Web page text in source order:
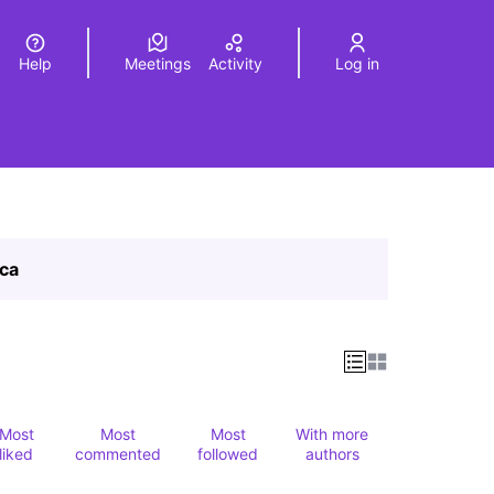
Elegir el idiomaChoose language
Help Meetings Activity Log in
Most
liked
Most
commented
Most
followed
With more
authors